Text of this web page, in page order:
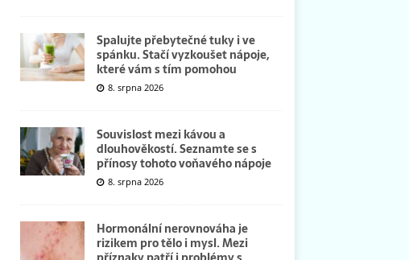
Spalujte přebytečné tuky i ve
spánku. Stačí vyzkoušet nápoje,
které vám s tím pomohou
8. srpna 2026
Souvislost mezi kávou a
dlouhověkostí. Seznamte se s
přínosy tohoto voňavého nápoje
8. srpna 2026
Hormonální nerovnováha je
rizikem pro tělo i mysl. Mezi